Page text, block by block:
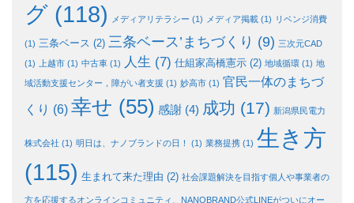
グ (118) メディアリテラシー (1) メディア掲載 (1) リベンジ消費
(1) 三条ベース (2) 三条ベース’まちづくり (9) 三次元CAD
(1) 上越市 (1) 中古車 (1) 人生 (7) 仕組家高橋憲示 (2) 地域循環 (1) 地
域活動支援センター，障がい者支援 (1) 妙高市 (1) 官民一体のまちづ
くり (6) 幸せ (55) 感謝 (4) 成功 (17) 新潟県民電力
株式会社 (1) 明日は、ナノブランドの日！ (1) 業務提携 (1) 生き方
(115) 生まれて来た理由 (2) 社会課題解決を目指す個人や事業者の
方を応援するオンラインコミュニティ、NANOBRAND公式LINEがついにオー